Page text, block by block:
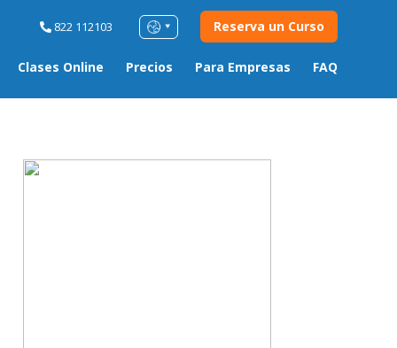
Clases Online Precios Para Empresas FAQ
822 112103 Reserva un Curso